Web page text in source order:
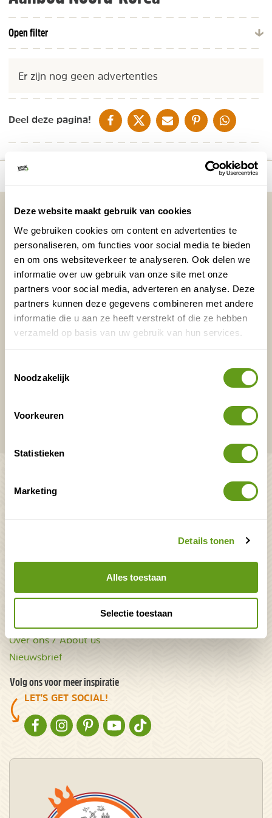
Deze website maakt gebruik van cookies
We gebruiken cookies om content en advertenties te
personaliseren, om functies voor social media te bieden
en om ons websiteverkeer te analyseren. Ook delen we
informatie over uw gebruik van onze site met onze
partners voor social media, adverteren en analyse. Deze
partners kunnen deze gegevens combineren met andere
informatie die u aan ze heeft verstrekt of die ze hebben
verzameld op basis van uw gebruik van hun services.
Noodzakelijk
Voorkeuren
Statistieken
Marketing
Details tonen
Alles toestaan
Selectie toestaan
Open filter
Er zijn nog geen advertenties
Deel deze pagina! DELEN OP FACEBOOK
DELEN OP XDELEN VIA DE MAIL
DELEN OP PINTEREST
DELEN OP
Vakantietips & Inspiratie?
Voornaam Achternaam
E-mailadres* Waar ligt je interesse?
Nederland
Europa
Mooiste plekken op
Over ons / About us
Nieuwsbrief
Volg ons voor meer inspiratie
LET'S GET SOCIAL!
NATURESCANNER OP FACEBOOK
NATURESCANNER OP INSTAGRAM
NATURESCANNER OP PINTEREST
NATURESCANNER OP YOUTUBE
NATURESCANNER OP TIKTOK